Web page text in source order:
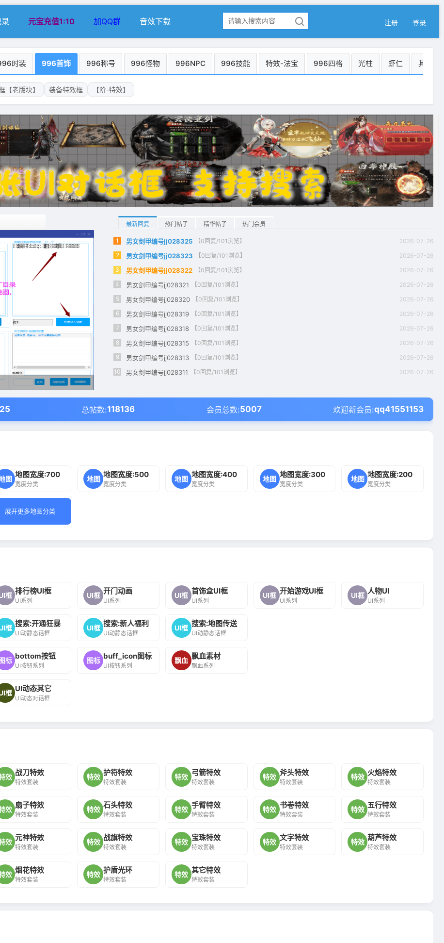
元宝充值1:10 加QQ群 音效下载 注册 登录
时装 996首饰 996称号 996怪物 996NPC 996技能 特效-法宝 996四格 光柱 虾仁 其它
【老版块】 装备特效框 【阶-特效】
最新回复 热门帖子 精华帖子 热门会员
1 男女剑甲编号jj028325 【0回复/101浏览】
2026-07-26
2
男女剑甲编号jj028323 【0回复/101浏览】
2026-07-26
3
男女剑甲编号jj028322 【0回复/101浏览】
2026-07-26
4
男女剑甲编号jj028321 【0回复/101浏览】
2026-07-26
5
男女剑甲编号jj028320 【0回复/101浏览】
2026-07-26
6
男女剑甲编号jj028319 【0回复/101浏览】
2026-07-26
7
男女剑甲编号jj028318 【0回复/101浏览】
2026-07-26
8
男女剑甲编号jj028315 【0回复/101浏览】
2026-07-26
9
男女剑甲编号jj028313 【0回复/101浏览】
2026-07-26
10
男女剑甲编号jj028311 【0回复/101浏览】 2026-07-26
总帖数:118136 会员总数:5007 欢迎新会员:qq41551153
图 地图宽度:700
宽度分类
地图 地图宽度:500
宽度分类
地图 地图宽度:400
宽度分类
地图 地图宽度:300
宽度分类
地图 地图宽度:200
宽度分类
展开更多地图分类
框 排行榜UI框
UI系列
UI框 开门动画
UI系列
UI框 首饰盒UI框
UI系列
UI框 开始游戏UI框
UI系列
UI框 人物UI
UI系列
框 搜索:开通狂暴
UI动静态话框
UI框 搜索:新人福利
UI动静态话框
UI框 搜索:地图传送
UI动静态话框
标 bottom按钮
UI按钮系列
图标 buff_icon图标
UI按钮系列
飘血 飘血素材
飘血系列
框 UI动态其它
UI动态对话框
效 战刀特效
特效套装
特效 护符特效
特效套装
特效 弓箭特效
特效套装
特效 斧头特效
特效套装
特效 火焰特效
特效套装
效 扇子特效
特效套装
特效 石头特效
特效套装
特效 手臂特效
特效套装
特效 书卷特效
特效套装
特效 五行特效
特效套装
效 元神特效
特效套装
特效 战旗特效
特效套装
特效 宝珠特效
特效套装
特效 文字特效
特效套装
特效 葫芦特效
特效套装
效 烟花特效
特效套装
特效 护盾光环
特效套装
特效 其它特效
特效套装